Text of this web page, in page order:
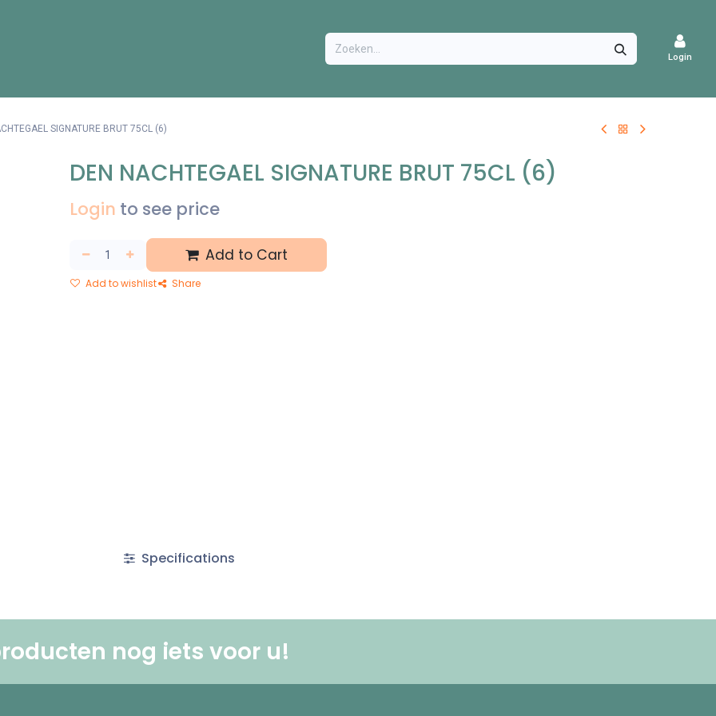
VACATURES
Login
SIGNATURE BRUT 75CL (6)
DEN NACHTEGAEL SIGNATURE BRUT 75CL (6)
Login to see price
Add to Cart
Add to wishlist Share
Specifications
nog iets voor u!